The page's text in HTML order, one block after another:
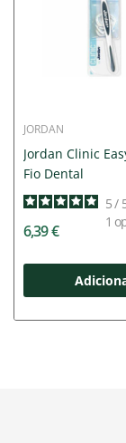
JORDAN
Jordan Clinic
Fio Dental
5/
1
6,39 €